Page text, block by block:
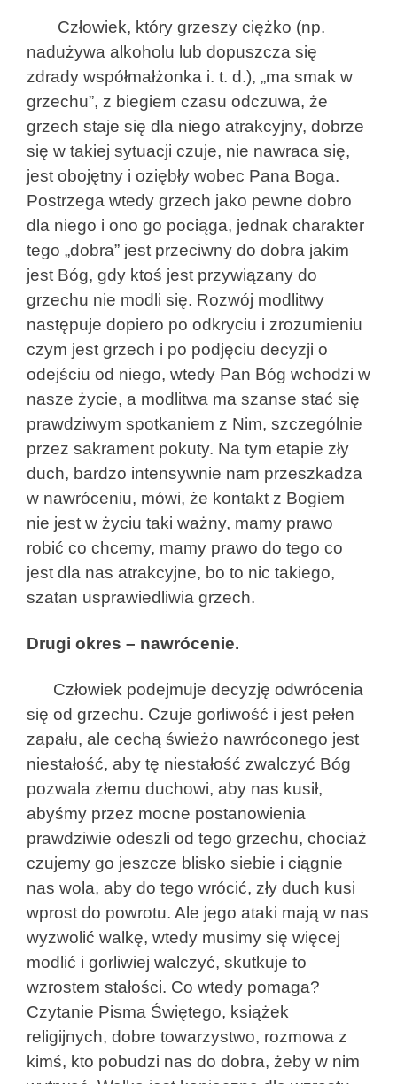
Człowiek, który grzeszy ciężko (np.
nadużywa alkoholu lub dopuszcza się
zdrady współmałżonka i. t. d.), „ma smak w
grzechu”, z biegiem czasu odczuwa, że
grzech staje się dla niego atrakcyjny, dobrze
się w takiej sytuacji czuje, nie nawraca się,
jest obojętny i oziębły wobec Pana Boga.
Postrzega wtedy grzech jako pewne dobro
dla niego i ono go pociąga, jednak charakter
tego „dobra” jest przeciwny do dobra jakim
jest Bóg, gdy ktoś jest przywiązany do
grzechu nie modli się. Rozwój modlitwy
następuje dopiero po odkryciu i zrozumieniu
czym jest grzech i po podjęciu decyzji o
odejściu od niego, wtedy Pan Bóg wchodzi w
nasze życie, a modlitwa ma szanse stać się
prawdziwym spotkaniem z Nim, szczególnie
przez sakrament pokuty. Na tym etapie zły
duch, bardzo intensywnie nam przeszkadza
w nawróceniu, mówi, że kontakt z Bogiem
nie jest w życiu taki ważny, mamy prawo
robić co chcemy, mamy prawo do tego co
jest dla nas atrakcyjne, bo to nic takiego,
szatan usprawiedliwia grzech.
Drugi okres – nawrócenie.
Człowiek podejmuje decyzję odwrócenia
się od grzechu. Czuje gorliwość i jest pełen
zapału, ale cechą świeżo nawróconego jest
niestałość, aby tę niestałość zwalczyć Bóg
pozwala złemu duchowi, aby nas kusił,
abyśmy przez mocne postanowienia
prawdziwie odeszli od tego grzechu, chociaż
czujemy go jeszcze blisko siebie i ciągnie
nas wola, aby do tego wrócić, zły duch kusi
wprost do powrotu. Ale jego ataki mają w nas
wyzwolić walkę, wtedy musimy się więcej
modlić i gorliwiej walczyć, skutkuje to
wzrostem stałości. Co wtedy pomaga?
Czytanie Pisma Świętego, książek
religijnych, dobre towarzystwo, rozmowa z
kimś, kto pobudzi nas do dobra, żeby w nim